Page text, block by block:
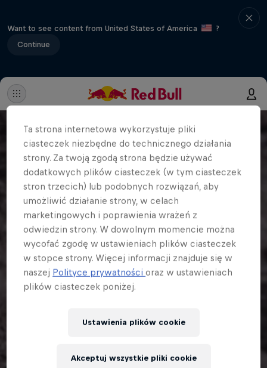
Want to see content from United States of America
?
Continue
Ta strona internetowa wykorzystuje pliki
ciasteczek niezbędne do technicznego działania
strony. Za twoją zgodą strona będzie używać
dodatkowych plików ciasteczek (w tym ciasteczek
stron trzecich) lub podobnych rozwiązań, aby
umożliwić działanie strony, w celach
marketingowych i poprawienia wrażeń z
odwiedzin strony. W dowolnym momencie można
wycofać zgodę w ustawieniach plików ciasteczek
w stopce strony. Więcej informacji znajduje się w
naszej Polityce prywatnościoraz w ustawieniach
plików ciasteczek poniżej.
Ustawienia plików cookie
Akceptuj wszystkie pliki cookie